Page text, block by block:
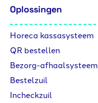
Oplossingen
Horeca kassasysteem
QR bestellen
Bezorg-afhaalsysteem
Bestelzuil
Incheckzuil